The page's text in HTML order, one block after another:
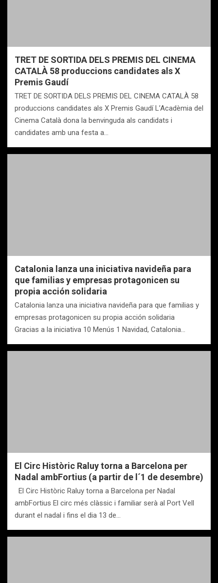
TRET DE SORTIDA DELS PREMIS DEL CINEMA
CATALÀ 58 produccions candidates als X
Premis Gaudí
TRET DE SORTIDA DELS PREMIS DEL CINEMA CATALÀ 58
produccions candidates als X Premis Gaudí L’Acadèmia del
Cinema Català dona la benvinguda als candidats i
candidates amb una festa a…
Catalonia lanza una iniciativa navideña para
que familias y empresas protagonicen su
propia acción solidaria
Catalonia lanza una iniciativa navideña para que familias y
empresas protagonicen su propia acción solidaria
Gracias a la iniciativa 10 Menús 1 Navidad, Catalonia…
El Circ Històric Raluy torna a Barcelona per
Nadal ambFortius (a partir de l´1 de desembre)
El Circ Històric Raluy torna a Barcelona per Nadal
ambFortius El circ més clàssic i familiar serà al Port Vell
durant el nadal i fins el dia 13 de…